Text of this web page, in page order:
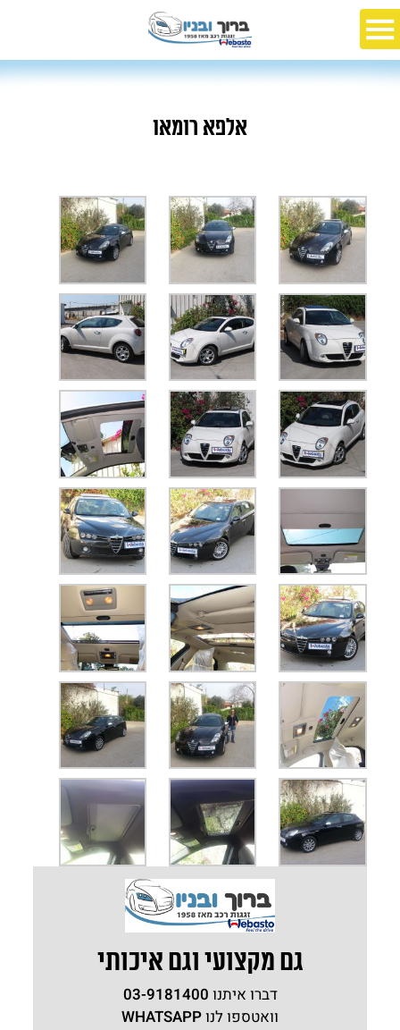
אלפא רומאו
גם מקצועי וגם איכותי
דברו איתנו 03-9181400
וואטספו לנוWHATSAPP